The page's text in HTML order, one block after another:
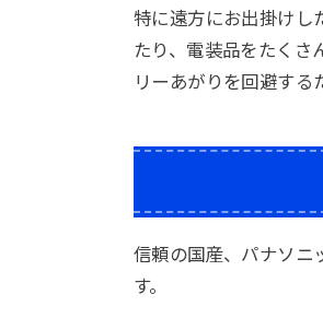
特に遠方にお出掛けし
たり、電装品をたくさ
リーあがりを回避する
信頼の国産、パナソニ
す。